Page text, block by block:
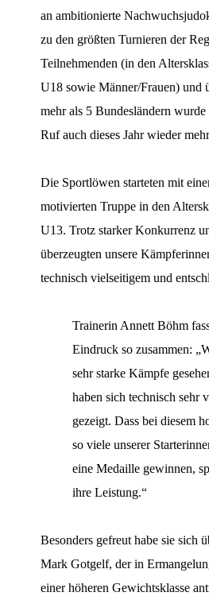
an ambitionierte
zu den größten Turnieren der
Teilnehmenden (in den
U18 sowie Männer/Frauen) und
mehr als 5 Bundesländern
Ruf auch dieses Jahr wieder
Die Sportlöwen starteten mit
motivierten Truppe in den
U13. Trotz starker Konkurrenz
überzeugten unsere
technisch vielseitigem und
Trainerin Annett Böhm
Eindruck so zusammen:
sehr starke Kämpfe
haben sich technisch sehr
gezeigt. Dass bei diesem
so viele unserer
eine Medaille gewinnen,
ihre Leistung.“
Besonders gefreut habe sie sich
Mark Gotgelf, der in
einer höheren Gewichtsklasse